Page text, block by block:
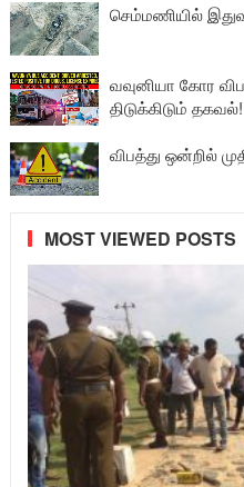
செம்மணியில்
வவுனியா கோர
திடுக்கிடும் தகவல்!
விபத்து ஒன்றில்
MOST VIEWED POSTS